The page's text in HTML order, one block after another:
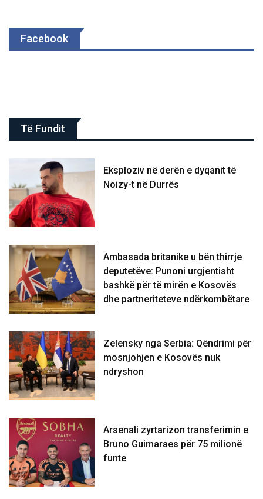
Facebook
Të Fundit
Eksploziv në derën e dyqanit të
Noizy-t në Durrës
Ambasada britanike u bën thirrje
deputetëve: Punoni urgjentisht
bashkë për të mirën e Kosovës
dhe partneriteteve ndërkombëtare
Zelensky nga Serbia: Qëndrimi për
mosnjohjen e Kosovës nuk
ndryshon
Arsenali zyrtarizon transferimin e
Bruno Guimaraes për 75 milionë
funte